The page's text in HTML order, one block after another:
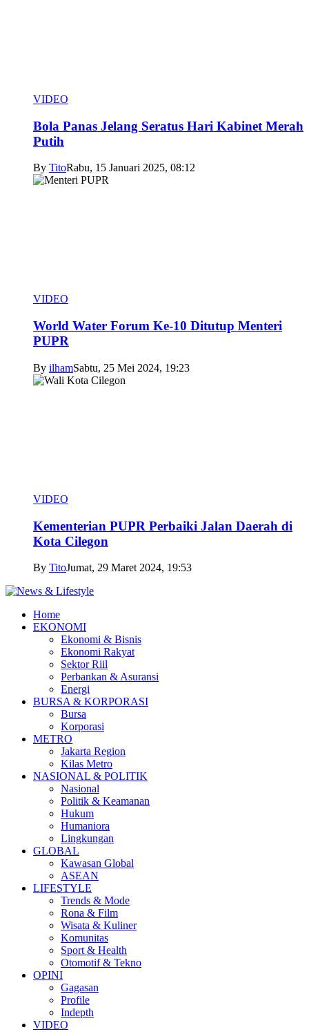
VIDEO
Bola Panas Jelang Seratus Hari Kabinet Merah
Putih
By TitoRabu, 15 Januari 2025, 08:12
VIDEO
World Water Forum Ke-10 Ditutup Menteri
PUPR
By ilhamSabtu, 25 Mei 2024, 19:23
VIDEO
Kementerian PUPR Perbaiki Jalan Daerah di
Kota Cilegon
By TitoJumat, 29 Maret 2024, 19:53
Home
EKONOMI
Ekonomi & Bisnis
Ekonomi Rakyat
Sektor Riil
Perbankan & Asuransi
Energi
BURSA & KORPORASI
Bursa
Korporasi
METRO
Jakarta Region
Kilas Metro
NASIONAL & POLITIK
Nasional
Politik & Keamanan
Hukum
Humaniora
Lingkungan
GLOBAL
Kawasan Global
ASEAN
LIFESTYLE
Trends & Mode
Rona & Film
Wisata & Kuliner
Komunitas
Sport & Health
Otomotif & Tekno
OPINI
Gagasan
Profile
Indepth
VIDEO